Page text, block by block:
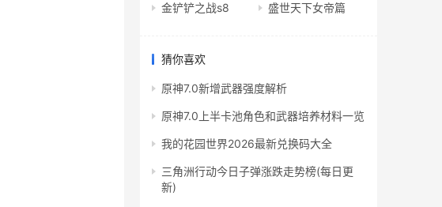
金铲铲之战s8 盛世天下女帝篇
猜你喜欢
原神7.0新增武器强度解析
原神7.0上半卡池角色和武器培养材料一览
我的花园世界2026最新兑换码大全
三角洲行动今日子弹涨跌走势榜(每日更
新)